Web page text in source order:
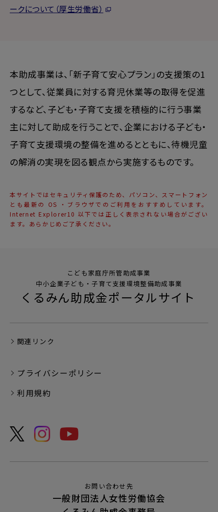
2025.7.8
今後とも、変わらぬご支援とご指導を賜りますよう、心よ
りお願い申し上げます。
1日付で更新されております。
6月中に書式をダウンロードされた事業主様はご注意くだ
さい。
申請の際には新会長名義の書類をご使用いただきますよう
お願い申し上げます。
2025.5.28
令和7年度くるみん助成金申請受付を開始しまし
た。
2025.2.15
令和7年2月14日（金）をもって令和6年度くるみん
令和7年度の申請受付に関しては、決まり次第ポー
タルサイトでお知らせします。
令和6年度くるみん助成金の申請締切日を延長しま
す。
2025.1.15
くるみん助成金申請の受付締切日は令和7年2月7日
今年度での助成をご希望される場合は、
申請書類の記入例
、申請フォームご利用方法
認の上、お早めに申請ください。
ークについて（厚生労働省）
本助成事業は、「新子育て安心プラン」の支援策の1
つとして、従業員に対する育児休業等の取得を促進
するなど、子ども・子育て支援を積極的に行う事業
主に対して助成を行うことで、企業における子ども・
子育て支援環境の整備を進めるとともに、待機児童
の解消の実現を図る観点から実施するものです。
本サイトではセキュリティ保護のため、パソコン、スマートフォン
とも最新の OS ・ブラウザでのご利用をおすすめしています。
Internet Explorer10 以下では正しく表示されない場合がござい
ます。あらかじめご了承ください。
お問い合わせ先
一般財団法人女性労働協会
こども家庭庁所管助成事業
中小企業子ども・子育て支援環境整備助成事業
くるみん助成金ポータルサイト
関連リンク
プライバシーポリシー
利用規約